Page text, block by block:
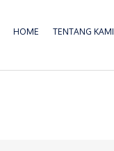
HOME TENTANG KAMI